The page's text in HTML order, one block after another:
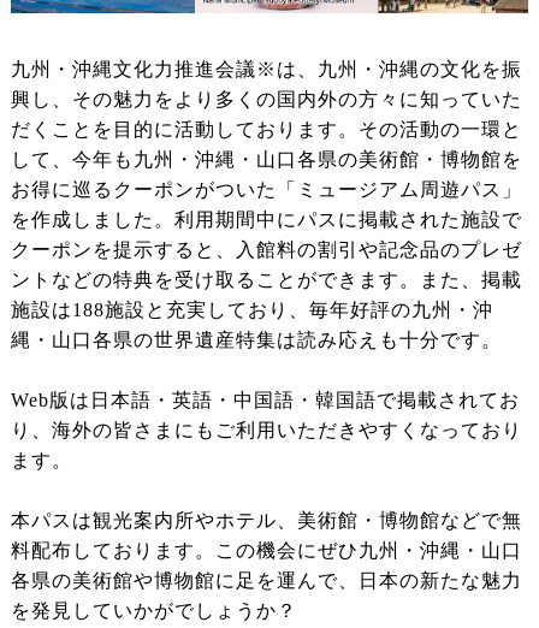
九州・沖縄文化力推進会議※は、九州・沖縄の文化を振
興し、その魅力をより多くの国内外の方々に知っていた
だくことを目的に活動しております。その活動の一環と
して、今年も九州・沖縄・山口各県の美術館・博物館を
お得に巡るクーポンがついた「ミュージアム周遊パス」
を作成しました。利用期間中にパスに掲載された施設で
クーポンを提示すると、入館料の割引や記念品のプレゼ
ントなどの特典を受け取ることができます。また、掲載
施設は188施設と充実しており、毎年好評の九州・沖
縄・山口各県の世界遺産特集は読み応えも十分です。
Web版は日本語・英語・中国語・韓国語で掲載されてお
り、海外の皆さまにもご利用いただきやすくなっており
ます。
本パスは観光案内所やホテル、美術館・博物館などで無
料配布しております。この機会にぜひ九州・沖縄・山口
各県の美術館や博物館に足を運んで、日本の新たな魅力
を発見していかがでしょうか？